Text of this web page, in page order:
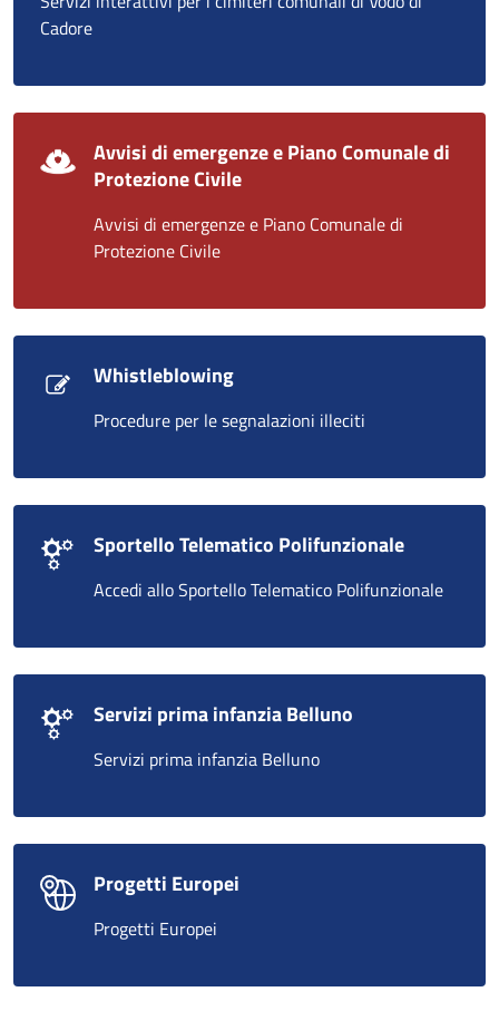
Cadore
Avvisi di emergenze e Piano Comunale di
Protezione Civile
Avvisi di emergenze e Piano Comunale di
Protezione Civile
Whistleblowing
Procedure per le segnalazioni illeciti
Sportello Telematico Polifunzionale
Accedi allo Sportello Telematico Polifunzionale
Servizi prima infanzia Belluno
Servizi prima infanzia Belluno
Progetti Europei
Progetti Europei